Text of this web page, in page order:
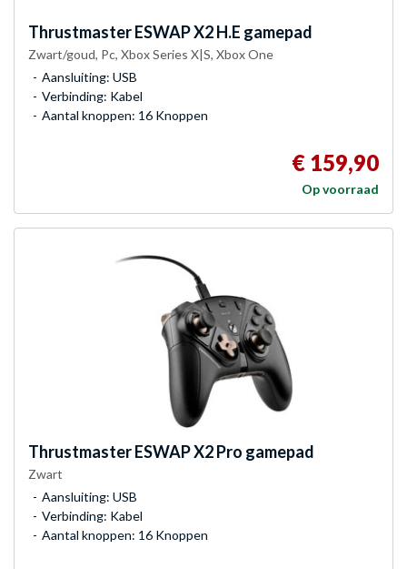
ThrustmasterESWAP X2 H.E gamepad
Zwart/goud, Pc, Xbox Series X|S, Xbox One
Aansluiting: USB
Verbinding: Kabel
Aantal knoppen: 16 Knoppen
€ 159,90
Op voorraad
ThrustmasterESWAP X2 Pro gamepad
Zwart
Aansluiting: USB
Verbinding: Kabel
Aantal knoppen: 16 Knoppen